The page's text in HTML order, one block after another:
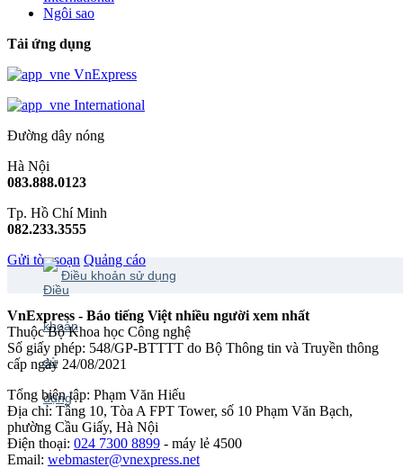
Ngôi sao
Tải ứng dụng
VnExpress
International
Đường dây nóng
Hà Nội
083.888.0123
Tp. Hồ Chí Minh
082.233.3555
Gửi tòa soạn Quảng cáo
Điều khoản sử dụng
VnExpress - Báo tiếng Việt nhiều người xem nhất
Thuộc Bộ Khoa học Công nghệ
Số giấy phép: 548/GP-BTTTT do Bộ Thông tin và Truyền thông
cấp ngày 24/08/2021
Tổng biên tập: Phạm Văn Hiếu
Địa chỉ: Tầng 10, Tòa A FPT Tower, số 10 Phạm Văn Bạch,
phường Cầu Giấy, Hà Nội
Điện thoại: 024 7300 8899 - máy lẻ 4500
Email: webmaster@vnexpress.net